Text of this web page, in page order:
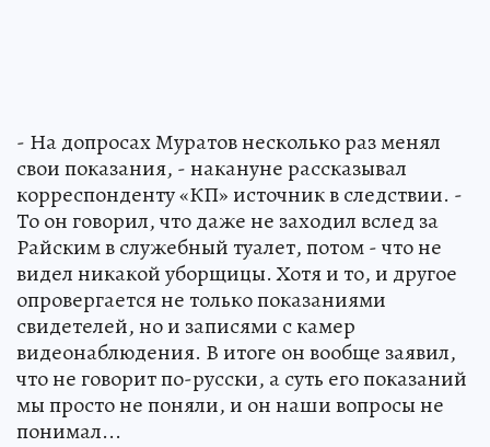
- На допросах Муратов несколько раз менял
свои показания, - накануне рассказывал
корреспонденту «КП» источник в следствии. -
То он говорил, что даже не заходил вслед за
Райским в служебный туалет, потом - что не
видел никакой уборщицы. Хотя и то, и другое
опровергается не только показаниями
свидетелей, но и записями с камер
видеонаблюдения. В итоге он вообще заявил,
что не говорит по-русски, а суть его показаний
мы просто не поняли, и он наши вопросы не
понимал...